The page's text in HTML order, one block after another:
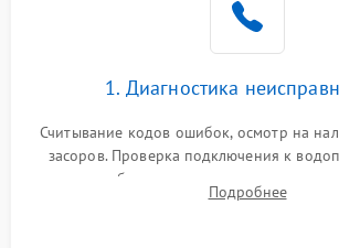
1. Диагностика
Считывание кодов ошибок, осмотр на
засоров. Проверка подключения к
жалоб на отсутствие слива,
разбрызгивателей или срабатывание
Подробнее